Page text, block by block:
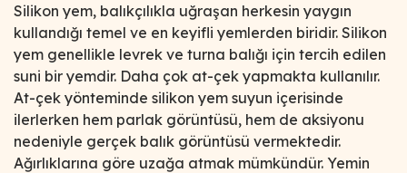
Silikon yem, balıkçılıkla uğraşan herkesin yaygın
kullandığı temel ve en keyifli yemlerden biridir. Silikon
yem genellikle levrek ve turna balığı için tercih edilen
suni bir yemdir. Daha çok at-çek yapmakta kullanılır.
At-çek yönteminde silikon yem suyun içerisinde
ilerlerken hem parlak görüntüsü, hem de aksiyonu
nedeniyle gerçek balık görüntüsü vermektedir.
Ağırlıklarına göre uzağa atmak mümkündür. Yemin